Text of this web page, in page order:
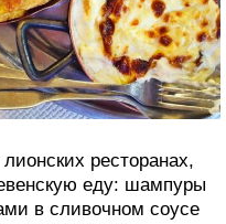
смысле
— знают все.
виду Лион с его
В городе есть как
и семейные бистро —
& Denise.